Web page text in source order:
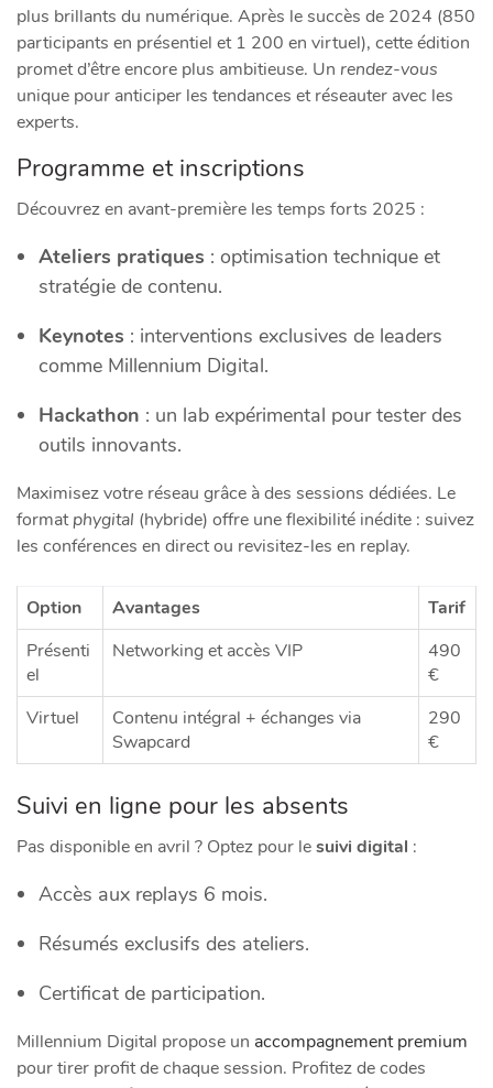
plus brillants du numérique. Après le succès de 2024 (850
participants en présentiel et 1 200 en virtuel), cette édition
promet d’être encore plus ambitieuse. Un rendez-vous
unique pour anticiper les tendances et réseauter avec les
experts.
Programme et inscriptions
Découvrez en avant-première les temps forts 2025 :
Ateliers pratiques : optimisation technique et
stratégie de contenu.
Keynotes : interventions exclusives de leaders
comme Millennium Digital.
Hackathon : un lab expérimental pour tester des
outils innovants.
Maximisez votre réseau grâce à des sessions dédiées. Le
formatphygital (hybride) offre une flexibilité inédite : suivez
les conférences en direct ou revisitez-les en replay.
Option Avantages
Tarif
Présenti
el
Networking et accès VIP
490
€
Virtuel
Contenu intégral + échanges via
Swapcard
290
€
Suivi en ligne pour les absents
Pas disponible en avril ? Optez pour lesuivi digital :
Accès aux replays 6 mois.
Résumés exclusifs des ateliers.
Certificat de participation.
Millennium Digital propose un accompagnement premium
pour tirer profit de chaque session. Profitez de codes